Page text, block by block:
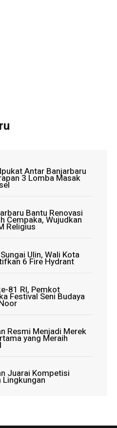
Antar Banjarbaru
3 Lomba Masak
Bantu Renovasi
Cempaka, Wujudkan
Religius
Ulin, Wali Kota
6 Fire Hydrant
81 RI, Pemkot
Festival Seni Budaya
Resmi Menjadi Merek
yang Meraih
Juarai Kompetisi
Lingkungan